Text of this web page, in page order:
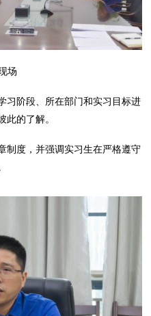
场
习阶段、所在部门和实习目标进
此的了解。
制度，并强调实习生在严格遵守